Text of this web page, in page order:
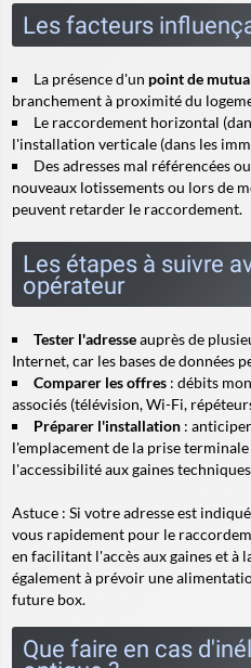
Les facteurs
La présence d'un point de
branchement à proximité du
Le raccordement horizontal
l'installation verticale (dans les
Des adresses mal référencées
nouveaux lotissements ou lors de
peuvent retarder le raccordement.
Les étapes à suivre
opérateur
Tester l'adresseauprès de
Internet, car les bases de données
Comparer les offres : débits
associés (télévision, Wi-Fi,
Préparer l'installation :
l'emplacement de la prise
l'accessibilité aux gaines
Astuce : Si votre adresse est
vous rapidement pour le
en facilitant l'accès aux gaines et à
également à prévoir une
future box.
Que faire en cas